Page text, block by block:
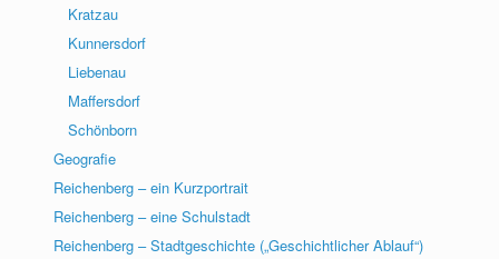
Kratzau
Kunnersdorf
Liebenau
Maffersdorf
Schönborn
Geografie
Reichenberg – ein Kurzportrait
Reichenberg – eine Schulstadt
Reichenberg – Stadtgeschichte („Geschichtlicher Ablauf“)